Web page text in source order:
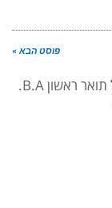
פוסט הבא »
חיים חן, מטפל ברפואה סינית ודיקור סיני. בעל תואר ראשון B.A.